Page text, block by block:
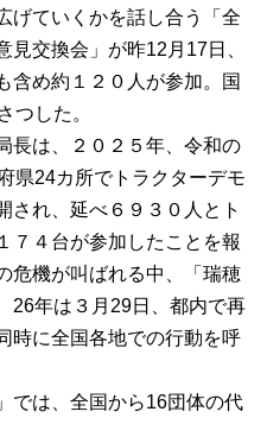
ていくかを話し合う「全
見交換会」が昨12月17日、
含め約１２０人が参加。国
つした。
長は、２０２５年、令和の
県24カ所でトラクターデモ
され、延べ６９３０人とト
７４台が参加したことを報
危機が叫ばれる中、「瑞穂
26年は３月29日、都内で再
時に全国各地での行動を呼
では、全国から16団体の代